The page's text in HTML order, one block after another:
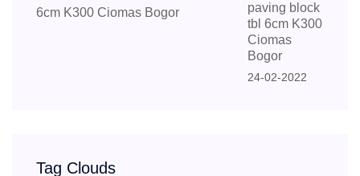
paving block
tbl 6cm K300
Ciomas
Bogor
24-02-2022
Tag Clouds